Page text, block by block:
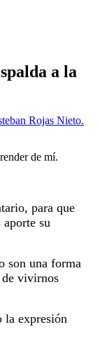
a la
Rojas Nieto.
de mí.
para que
su
son una forma
de vivirnos
la expresión